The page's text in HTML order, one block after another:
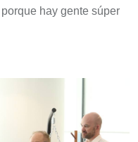
hay gente súper